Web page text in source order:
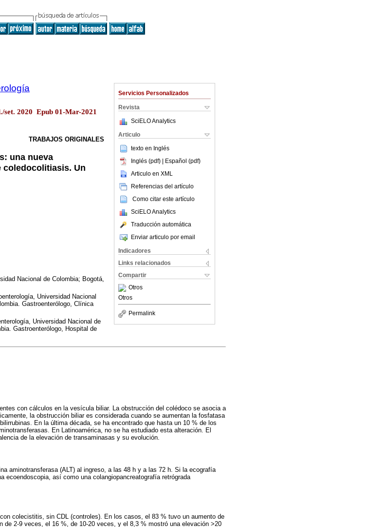
Servicios Personalizados
Revista
SciELO Analytics
Articulo
texto en Inglés
Inglés (pdf) | Español (pdf)
Articulo en XML
Referencias del artículo
Como citar este artículo
SciELO Analytics
Traducción automática
Enviar articulo por email
Indicadores
Links relacionados
Compartir
Otros
Otros
Permalink
2020 Epub 01-Mar-2021
TRABAJOS ORIGINALES
una nueva
coledocolitiasis. Un
Nacional de Colombia; Bogotá,
Universidad Nacional
Gastroenterólogo, Clínica
Universidad Nacional de
Gastroenterólogo, Hospital de
con cálculos en la vesícula biliar. La obstrucción del colédoco se asocia a
la obstrucción biliar es considerada cuando se aumentan la fosfatasa
En la última década, se ha encontrado que hasta un 10 % de los
En Latinoamérica, no se ha estudiado esta alteración. El
de la elevación de transaminasas y su evolución.
aminotransferasa (ALT) al ingreso, a las 48 h y a las 72 h. Si la ecografía
ecoendoscopia, así como una colangiopancreatografía retrógrada
colecistitis, sin CDL (controles). En los casos, el 83 % tuvo un aumento de
de 2-9 veces, el 16 %, de 10-20 veces, y el 8,3 % mostró una elevación >20